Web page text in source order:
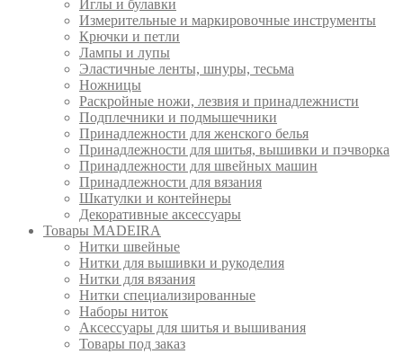
Иглы и булавки
Измерительные и маркировочные инструменты
Крючки и петли
Лампы и лупы
Эластичные ленты, шнуры, тесьма
Ножницы
Раскройные ножи, лезвия и принадлежнисти
Подплечники и подмышечники
Принадлежности для женского белья
Принадлежности для шитья, вышивки и пэчворка
Принадлежности для швейных машин
Принадлежности для вязания
Шкатулки и контейнеры
Декоративные аксессуары
Товары MADEIRA
Нитки швейные
Нитки для вышивки и рукоделия
Нитки для вязания
Нитки специализированные
Наборы ниток
Аксессуары для шитья и вышивания
Товары под заказ